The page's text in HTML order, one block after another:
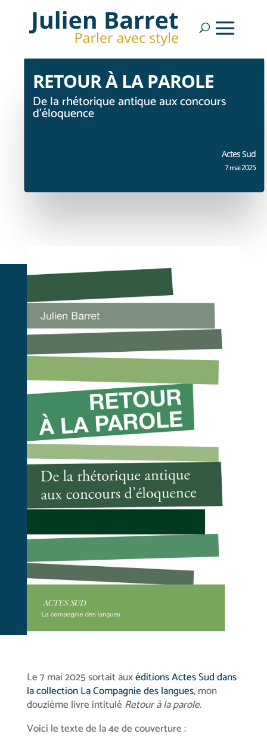
RETOUR À LA PAROLE
De la rhétorique antique aux concours
d’éloquence
Actes Sud
7 mai 2025
Le 7 mai 2025 sortait auxéditions Actes Sud dans
la collection La Compagnie des langues, mon
douzième livre intitulé Retour à la parole.
Voici le texte de la 4e de couverture :